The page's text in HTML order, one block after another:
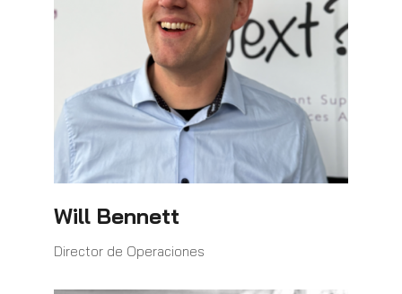
Will Bennett
Director de Operaciones